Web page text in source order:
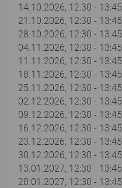
14.10.2026, 12:30 - 13:45
21.10.2026, 12:30 - 13:45
28.10.2026, 12:30 - 13:45
04.11.2026, 12:30 - 13:45
11.11.2026, 12:30 - 13:45
18.11.2026, 12:30 - 13:45
25.11.2026, 12:30 - 13:45
02.12.2026, 12:30 - 13:45
09.12.2026, 12:30 - 13:45
16.12.2026, 12:30 - 13:45
23.12.2026, 12:30 - 13:45
30.12.2026, 12:30 - 13:45
13.01.2027, 12:30 - 13:45
20.01.2027, 12:30 - 13:45